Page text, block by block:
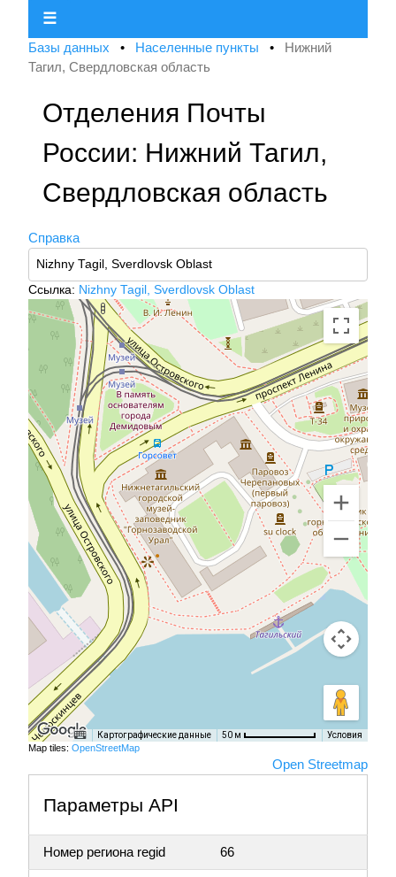
☰
Базы данных • Населенные пункты • Нижний
Тагил, Свердловская область
Отделения Почты
России: Нижний Тагил,
Свердловская область
Справка
Ссылка: Nizhny Tagil, Sverdlovsk Oblast
Картографические данные 50 м Условия
Map tiles: OpenStreetMap
Open Streetmap
Параметры API
Номер региона regid 66